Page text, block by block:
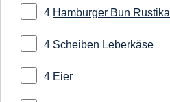
4 Hamburger Bun Rustikal
4 Scheiben Leberkäse
4 Eier